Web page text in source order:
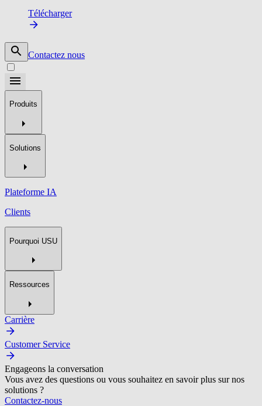
Télécharger
Contactez nous
Produits
Solutions
Plateforme IA
Clients
Pourquoi USU
Ressources
Carrière
Customer Service
Engageons la conversation
Vous avez des questions ou vous souhaitez en savoir plus sur nos
solutions ?
Contactez-nous